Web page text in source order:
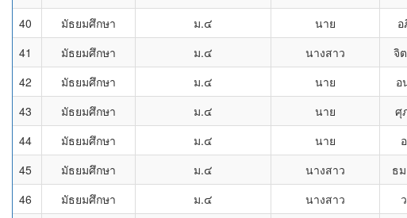
40
มัธยมศึกษา ม.๔ นาย
41
มัธยมศึกษา ม.๔ นางสาว จิ
42
มัธยมศึกษา ม.๔ นาย อ
43
มัธยมศึกษา ม.๔ นาย ศุ
44
มัธยมศึกษา ม.๔ นาย
45
มัธยมศึกษา ม.๔ นางสาว ธ
46
มัธยมศึกษา ม.๔ นางสาว